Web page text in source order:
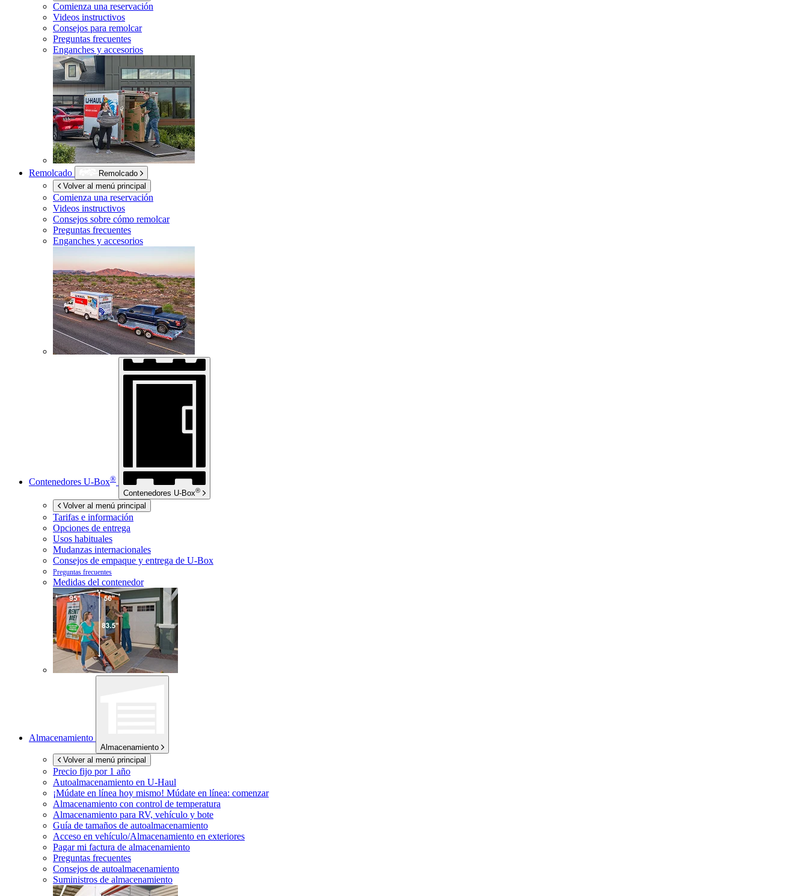
Comienza una reservación
Videos instructivos
Consejos para remolcar
Preguntas frecuentes
Enganches y accesorios
Remolcado
Remolcado
Volver al menú principal
Comienza una reservación
Videos instructivos
Consejos sobre cómo remolcar
Preguntas frecuentes
Enganches y accesorios
Contenedores U-Box®
Contenedores U-Box®
Volver al menú principal
Tarifas e información
Opciones de entrega
Usos habituales
Mudanzas internacionales
Consejos de empaque y entrega de U-Box
Preguntas frecuentes
Medidas del contenedor
Almacenamiento
Almacenamiento
Volver al menú principal
Precio fijo por 1 año
Autoalmacenamiento en U-Haul
¡Múdate en línea hoy mismo! Múdate en línea: comenzar
Almacenamiento con control de temperatura
Almacenamiento para RV, vehículo y bote
Guía de tamaños de autoalmacenamiento
Acceso en vehículo/Almacenamiento en exteriores
Pagar mi factura de almacenamiento
Preguntas frecuentes
Consejos de autoalmacenamiento
Suministros de almacenamiento